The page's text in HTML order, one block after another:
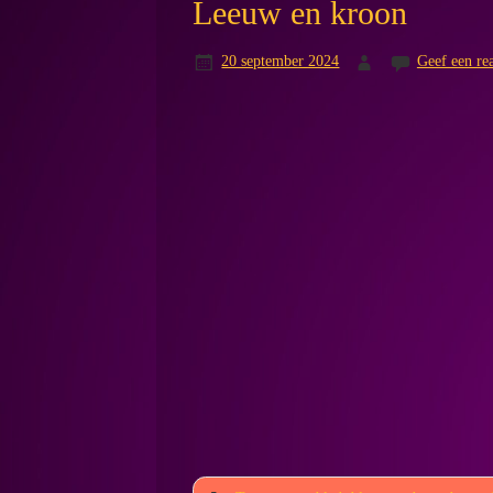
Leeuw en kroon
20 september 2024 Geef een